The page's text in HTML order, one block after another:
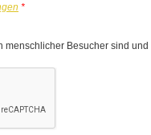
*
menschlicher Besucher sind